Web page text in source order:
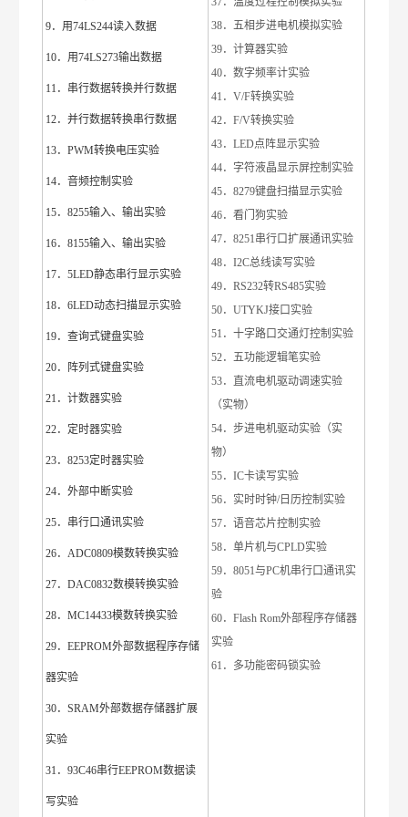
9．用74LS244读入数据
10．用74LS273输出数据
11．串行数据转换并行数据
12．并行数据转换串行数据
13．PWM转换电压实验
14．音频控制实验
15．8255输入、输出实验
16．8155输入、输出实验
17．5LED静态串行显示实验
18．6LED动态扫描显示实验
19．查询式键盘实验
20．阵列式键盘实验
21．计数器实验
22．定时器实验
23．8253定时器实验
24．外部中断实验
25．串行口通讯实验
26．ADC0809模数转换实验
27．DAC0832数模转换实验
28．MC14433模数转换实验
29．EEPROM外部数据程序存储
器实验
30．SRAM外部数据存储器扩展
实验
31．93C46串行EEPROM数据读
写实验
38．五相步进电机模拟实验
39．计算器实验
40．数字频率计实验
41．V/F转换实验
42．F/V转换实验
43．LED点阵显示实验
44．字符液晶显示屏控制实验
45．8279键盘扫描显示实验
46．看门狗实验
47．8251串行口扩展通讯实验
48．I2C总线读写实验
49．RS232转RS485实验
50．UTYKJ接口实验
51．十字路口交通灯控制实验
52．五功能逻辑笔实验
53．直流电机驱动调速实验
（实物）
54．步进电机驱动实验（实
物）
55．IC卡读写实验
56．实时时钟/日历控制实验
57．语音芯片控制实验
58．单片机与CPLD实验
59．8051与PC机串行口通讯实
验
60．Flash Rom外部程序存储器
实验
61．多功能密码锁实验